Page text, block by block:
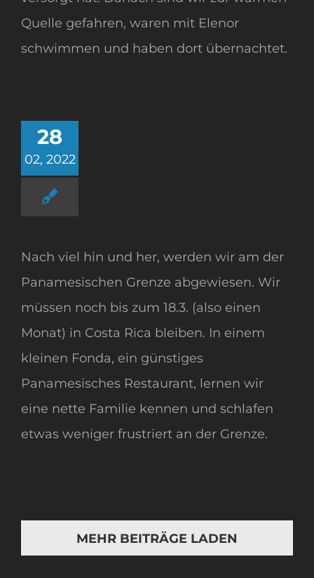
Quelle gefahren, waren mit Elenor
schwimmen und haben dort übernachtet.
28
02, 2022
Nach viel hin und her, werden wir am der
Panamesischen Grenze abgewiesen. Wir
müssen noch bis zum 18.3. (also einen
Monat) in Costa Rica bleiben. In einem
kleinen Fonda, ein günstiges
Panamesisches Restaurant, lernen wir
eine nette Familie kennen und schlafen
etwas weniger frustriert an der Grenze.
MEHR BEITRÄGE LADEN